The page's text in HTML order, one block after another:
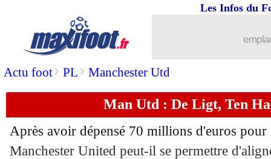
Actu foot> PL > Manchester Utd
Les Infos du
Man Utd : De Ligt, Ten
Après avoir dépensé 70 millions d'euros
Manchester United peut-il se permettre
Amical : Le Havre l'emporte 7-0
20/07 Roma: Paredes refuse l'Arabie
20/07 Amical: Nantes renversé par
20/07 Barça: prix fixé pour Raphinha